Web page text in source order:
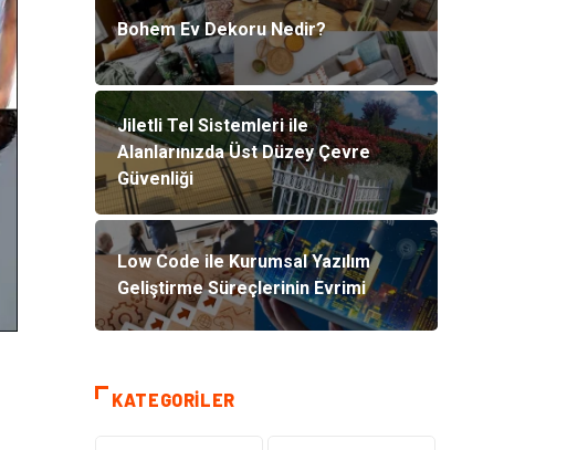
Bohem Ev Dekoru Nedir?
Jiletli Tel Sistemleri ile
Alanlarınızda Üst Düzey Çevre
Güvenliği
Low Code ile Kurumsal Yazılım
Geliştirme Süreçlerinin Evrimi
KATEGORILER